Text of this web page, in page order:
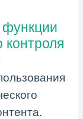
контроля